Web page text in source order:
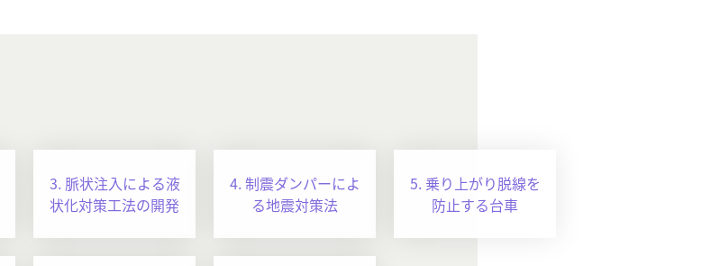
3. 脈状注入による液
状化対策工法の開発
4. 制震ダンパーによ
る地震対策法
5. 乗り上がり脱線を
防止する台車